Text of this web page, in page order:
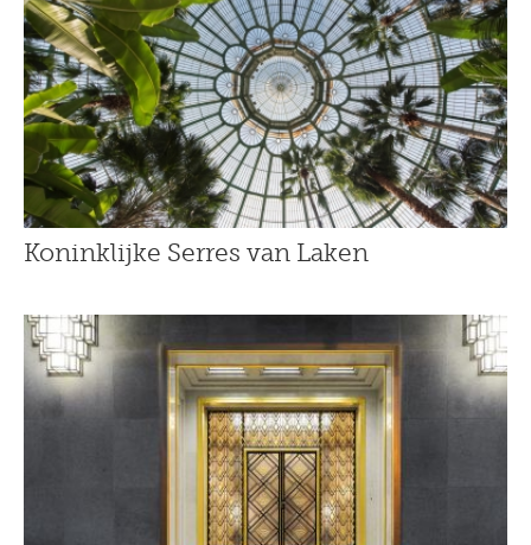
Koninklijke Serres van Laken